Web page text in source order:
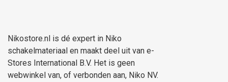
Nikostore.nl is dé expert in Niko
schakelmateriaal en maakt deel uit van e-
Stores International B.V. Het is geen
webwinkel van, of verbonden aan, Niko NV.